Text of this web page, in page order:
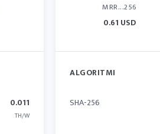
0.011
TH/W
MRR...256
0.61 USD
ALGORITMI
SHA-256